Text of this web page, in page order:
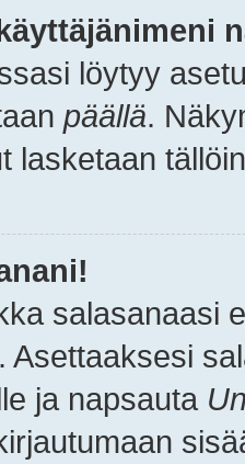
löytyy
päällä.
lasketaan
salasanaasi
Asettaaksesi
ja napsauta